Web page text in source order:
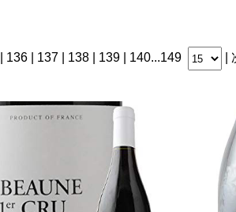
136 137 138 139 140...149